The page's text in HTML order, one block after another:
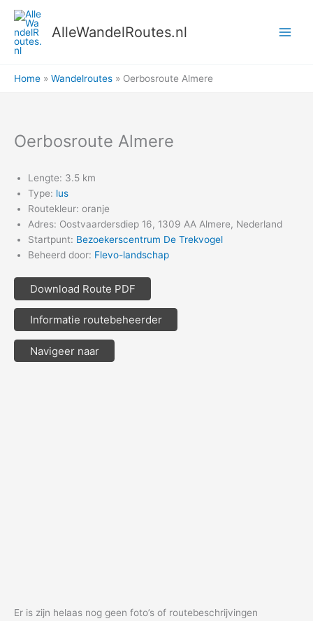
naar
inhoud
AlleWandelRoutes.nl
Home Wandelroutes Oerbosroute Almere
Oerbosroute Almere
Lengte: 3.5 km
Type: lus
Routekleur: oranje
Adres: Oostvaardersdiep 16, 1309 AA Almere, Nederland
Startpunt: Bezoekerscentrum De Trekvogel
Beheerd door: Flevo-landschap
Download Route PDF
Informatie routebeheerder
Navigeer naar
Er is zijn helaas nog geen foto’s of routebeschrijvingen